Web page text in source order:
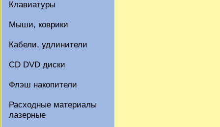
Клавиатуры
Мыши, коврики
Кабели, удлинители
CD DVD диски
Флэш накопители
Расходные материалы
лазерные